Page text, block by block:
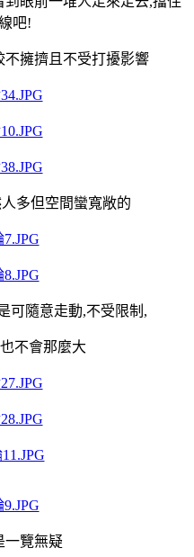
吧!
不擁擠且不受打擾影響
多但空間蠻寬敞的
可隨意走動,不受限制,
不會那麼大
一覽無疑